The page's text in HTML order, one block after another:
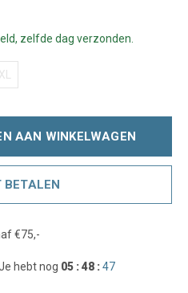
zelfde dag verzonden.
AAN WINKELWAGEN
BETALEN
€75,-
hebt nog 05 : 48 :47